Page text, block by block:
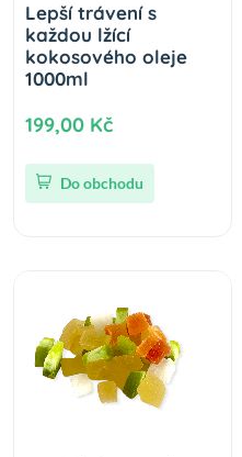
Lepší trávení s
každou lžící
kokosového oleje
1000ml
199,00 Kč
Do obchodu